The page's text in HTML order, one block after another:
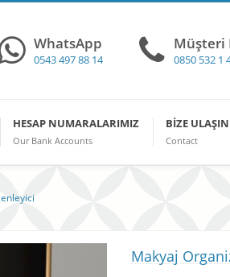
WhatsApp
0543 497 88 14
Müşteri
0850 532 1
HESAP NUMARALARIMIZ
Our Bank Accounts
BIZE ULAŞIN
Contact
Makyaj